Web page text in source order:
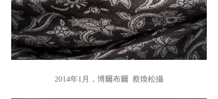
2014年1月，博爾布爾 蔡煥松攝